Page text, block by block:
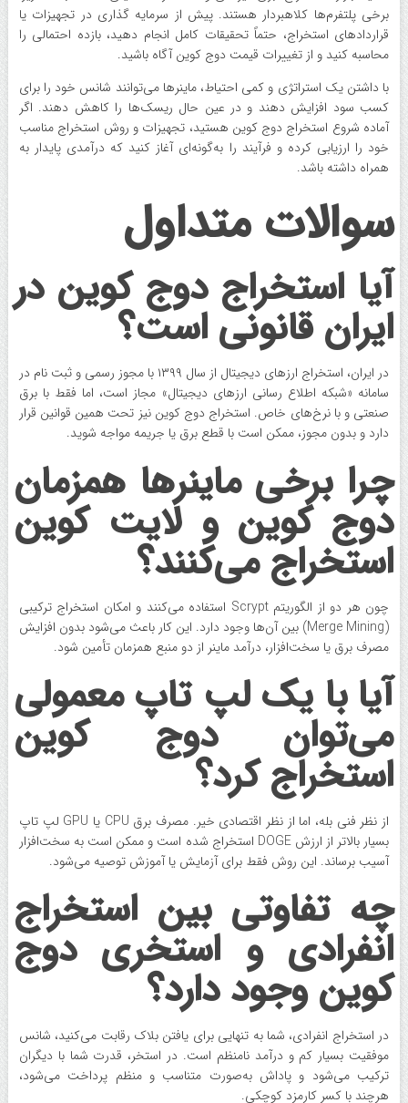
برخی پلتفرم‌ها کلاهبردار هستند. پیش از سرمایه گذاری در تجهیزات یا
قراردادهای استخراج، حتماً تحقیقات کامل انجام دهید، بازده احتمالی را
محاسبه کنید و از تغییرات قیمت دوج کوین آگاه باشید.
با داشتن یک استراتژی و کمی احتیاط، ماینرها می‌توانند شانس خود را برای
کسب سود افزایش دهند و در عین حال ریسک‌ها را کاهش دهند. اگر
آماده شروع استخراج دوج کوین هستید، تجهیزات و روش استخراج مناسب
خود را ارزیابی کرده و فرآیند را به‌گونه‌ای آغاز کنید که درآمدی پایدار به
همراه داشته باشد.
سوالات متداول
آیا استخراج دوج کوین در
ایران قانونی است؟
در ایران، استخراج ارزهای دیجیتال از سال ۱۳۹۹ با مجوز رسمی و ثبت نام در
سامانه «شبکه اطلاع‌ رسانی ارزهای دیجیتال» مجاز است، اما فقط با برق
صنعتی و با نرخ‌های خاص. استخراج دوج کوین نیز تحت همین قوانین قرار
دارد و بدون مجوز، ممکن است با قطع برق یا جریمه مواجه شوید.
چرا برخی ماینرها همزمان
دوج کوین و لایت کوین
استخراج می‌کنند؟
چون هر دو از الگوریتم Scrypt استفاده می‌کنند و امکان استخراج ترکیبی
(Merge Mining) بین آن‌ها وجود دارد. این کار باعث می‌شود بدون افزایش
مصرف برق یا سخت‌افزار، درآمد ماینر از دو منبع همزمان تأمین شود.
آیا با یک لپ تاپ معمولی
می‌توان دوج کوین
استخراج کرد؟
از نظر فنی بله، اما از نظر اقتصادی خیر. مصرف برق CPU یا GPU لپ‌ تاپ
بسیار بالاتر از ارزش DOGE استخراج شده است و ممکن است به سخت‌افزار
آسیب برساند. این روش فقط برای آزمایش یا آموزش توصیه می‌شود.
چه تفاوتی بین استخراج
انفرادی و استخری دوج
کوین وجود دارد؟
در استخراج انفرادی، شما به تنهایی برای یافتن بلاک رقابت می‌کنید، شانس
موفقیت بسیار کم و درآمد نامنظم است. در استخر، قدرت شما با دیگران
ترکیب می‌شود و پاداش به‌صورت متناسب و منظم پرداخت می‌شود،
هرچند با کسر کارمزد کوچکی.